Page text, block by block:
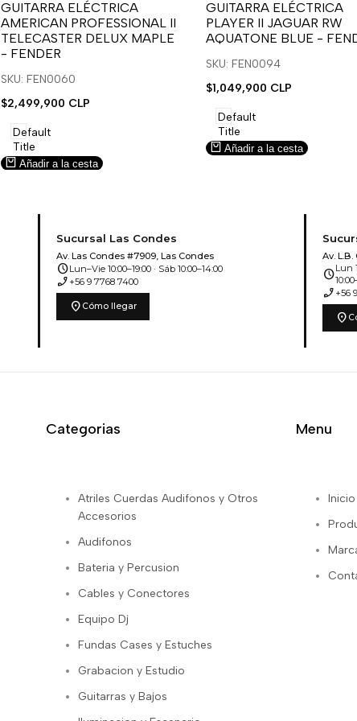
para
usar
la
lista
de
para
usar
Compare
GUITARRA ELÉCTRICA
AMERICAN PROFESSIONAL II
TELECASTER DELUX MAPLE
- FENDER
SKU: FEN0060
Precio
venta
$2,499,900 CLP
Default
Title
Añadir a la cesta
para
usar
la
lista
deseos.
para
usar
Compare
GUITARRA ELÉCTRICA
PLAYER II JAGUAR RW
AQUATONE BLUE -
SKU: FEN0094
Precio
venta
$1,049,900 CLP
Default
Title
Añadir a la cesta
Sucursal Las Condes
Av. Las Condes #7909, Las Condes
scheduleLun–Vie 10:00–19:00 · Sáb 10:00–14:00
phone_enabled +56 9 7768 7400
location_on Cómo llegar
Av.
scheduleLun
phone_enabled +56
location_on
Categorias
Atriles Cuerdas Audifonos y Otros
Accesorios
Audifonos
Bateria y Percusion
Cables y Conectores
Equipo Dj
Fundas Cases y Estuches
Grabacion y Estudio
Guitarras y Bajos
Menu
Inicio